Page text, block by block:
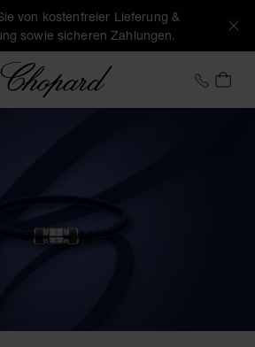
von kostenfreier Lieferung &
sowie sicheren Zahlungen.
Chopard +49